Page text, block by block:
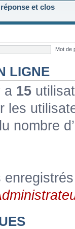
et clos
Mot de
LIGNE
a 15
les
nombre